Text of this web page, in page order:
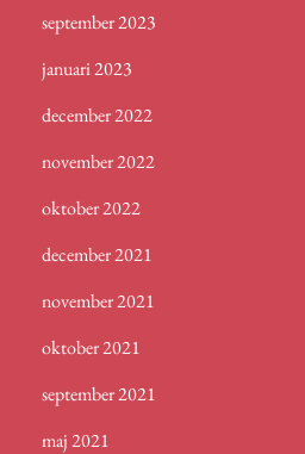
september 2023
januari 2023
december 2022
november 2022
oktober 2022
december 2021
november 2021
oktober 2021
september 2021
maj 2021